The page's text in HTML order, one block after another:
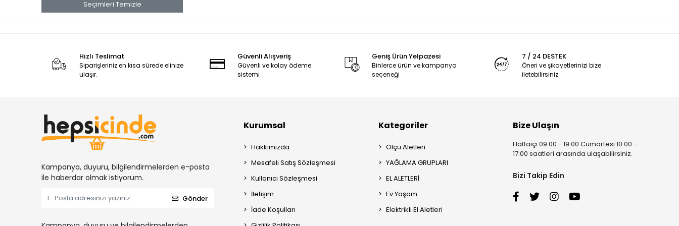
KOLİ KAPAMA TABANCALARI
YÜKSÜKLÜ NİPELLER
DİĞER HAVALI ALETLER
NİPELLER
DÖŞEME TABANCALARI
DİŞİ TAPALAR
DİRSEKLER
TE REKORLAR
MEKANİK ZIMBA TABANCALARI
Seçimleri Temizle
Hızlı Teslimat
Siparişleriniz en kısa sürede elinize
ulaşır.
Güvenli Alışveriş
Güvenli ve kolay ödeme
sistemi
Geniş Ürün Yelpazesi
Binlerce ürün ve kampanya
seçeneği
7 / 24 DESTEK
Öneri ve şikayetlerinizi bize
iletebilirsiniz.
Kampanya, duyuru, bilgilendirmelerden e-posta
ile haberdar olmak istiyorum.
Gönder
Kurumsal
Hakkımızda
Mesafeli Satış Sözleşmesi
Kullanıcı Sözleşmesi
İletişim
İade Koşulları
Kategoriler
Ölçü Aletleri
YAĞLAMA GRUPLARI
EL ALETLERİ
Ev Yaşam
Elektrikli El Aletleri
Bize Ulaşın
Haftaiçi 09:00 - 19:00 Cumartesi 10:00 -
17:00 saatleri arasında ulaşabilirsiniz.
Bizi Takip Edin